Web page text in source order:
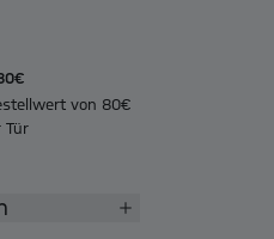
von 80€
Tür